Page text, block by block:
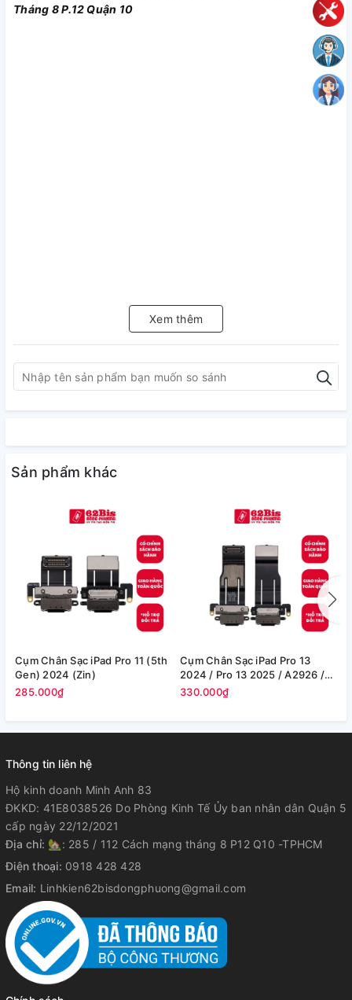
Tháng 8 P.12 Quận 10
Xem thêm
Sản phẩm khác
Cụm Chân Sạc iPad Pro 11 (5th
Gen) 2024 (Zin)
285.000₫
Cụm Chân Sạc iPad Pro 13
2024 / Pro 13 2025 / A2926 /
A2925 (Zin)
330.000₫
Thông tin liên hệ
Hộ kinh doanh Minh Anh 83
ĐKKD: 41E8038526 Do Phòng Kinh Tế Ủy ban nhân dân Quận 5
cấp ngày 22/12/2021
Địa chỉ: 🏡: 285 / 112 Cách mạng tháng 8 P12 Q10 -TPHCM
Điện thoại: 0918 428 428
Email: Linhkien62bisdongphuong@gmail.com